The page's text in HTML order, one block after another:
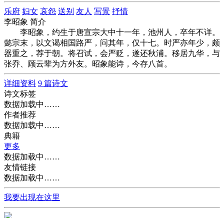
乐府 妇女 哀怨 送别 友人 写景 抒情
李昭象 简介
李昭象，约生于唐宣宗大中十一年，池州人，卒年不详。
懿宗末，以文谒相国路严，问其年，仅十七。时严亦年少，颇
器重之，荐于朝。将召试，会严贬，遂还秋浦。移居九华，与
张乔、顾云辈为方外友。昭象能诗，今存八首。
详细资料 9 篇诗文
诗文标签
数据加载中……
作者推荐
数据加载中……
典籍
更多
数据加载中……
友情链接
数据加载中……
我要出现在这里